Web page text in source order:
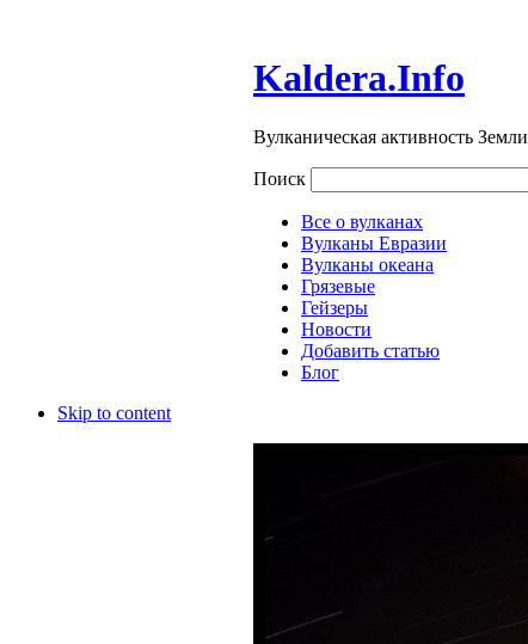
Kaldera.Info
Вулканическая активность Земли
Поиск
Все о вулканах
Вулканы Евразии
Вулканы океана
Грязевые
Гейзеры
Новости
Добавить статью
Блог
Skip to content